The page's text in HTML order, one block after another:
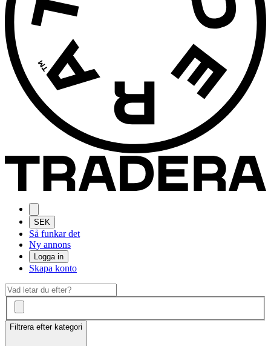
SEK
Så funkar det
Ny annons
Logga in
Skapa konto
Filtrera efter kategori